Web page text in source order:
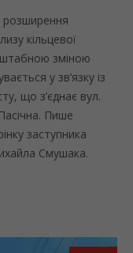
розширення
кільцевої
зміною
у зв’язку із
що з’єднає вул.
Пише
заступника
Смушака.